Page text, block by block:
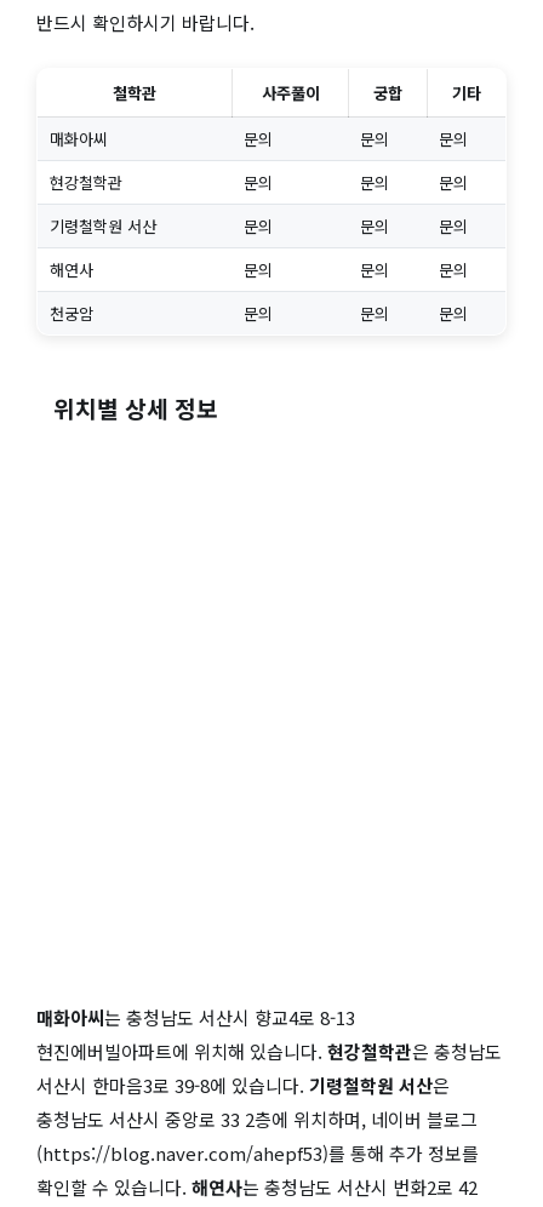
반드시 확인하시기 바랍니다.
철학관 사주풀이 궁합
기타
매화아씨
문의 문의
문의
현강철학관
문의 문의
문의
기령철학원 서산
문의 문의
문의
해연사
문의 문의
문의
천궁암
문의 문의 문의
위치별 상세 정보
매화아씨는 충청남도 서산시 향교4로 8-13
현진에버빌아파트에 위치해 있습니다. 현강철학관은 충청남도
서산시 한마음3로 39-8에 있습니다. 기령철학원 서산은
충청남도 서산시 중앙로 33 2층에 위치하며, 네이버 블로그
(https://blog.naver.com/ahepf53)를 통해 추가 정보를
확인할 수 있습니다. 해연사는 충청남도 서산시 번화2로 42